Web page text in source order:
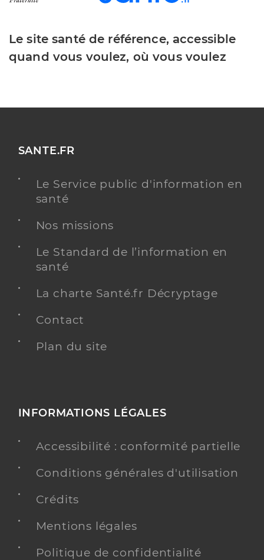
Le site santé de référence, accessible
quand vous voulez, où vous voulez
SANTE.FR
Le Service public d'information en
santé
Nos missions
Le Standard de l’information en
santé
La charte Santé.fr Décryptage
Contact
Plan du site
INFORMATIONS LÉGALES
Accessibilité : conformité partielle
Conditions générales d'utilisation
Crédits
Mentions légales
Politique de confidentialité